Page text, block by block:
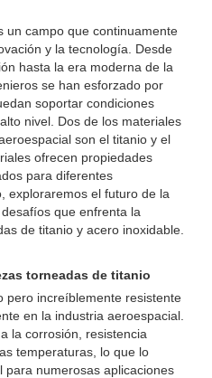
un campo que continuamente
y la tecnología. Desde
hasta la era moderna de la
se han esforzado por
soportar condiciones
nivel. Dos de los materiales
son el titanio y el
ofrecen propiedades
para diferentes
exploraremos el futuro de la
que enfrenta la
de titanio y acero inoxidable.
torneadas de titanio
pero increíblemente resistente
en la industria aeroespacial.
la corrosión, resistencia
temperaturas, lo que lo
para numerosas aplicaciones